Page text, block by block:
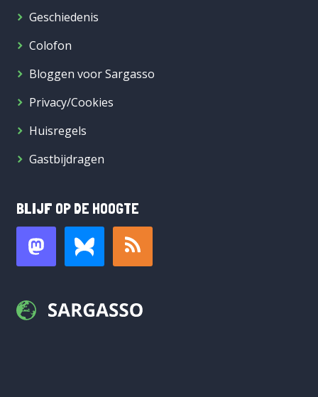
Geschiedenis
Colofon
Bloggen voor Sargasso
Privacy/Cookies
Huisregels
Gastbijdragen
BLIJF OP DE HOOGTE